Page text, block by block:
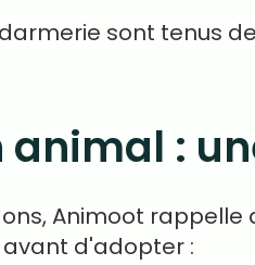
sont tenus
animal :
Animoot
d'adopter :